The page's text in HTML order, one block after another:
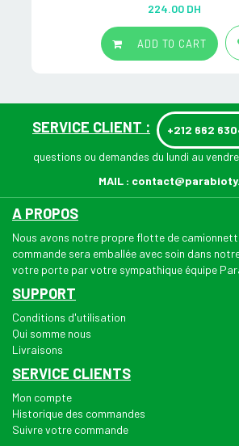
out of 5
224.00 DH
ADD TO CART
SERVICE CLIENT : +212 662
questions ou demandes du lundi au
MAIL :
A PROPOS
Nous avons notre propre flotte de
commande sera emballée avec soin dans
votre porte par votre sympathique équipe
SUPPORT
Conditions d'utilisation
Qui somme nous
Livraisons
SERVICE CLIENTS
Mon compte
Historique des commandes
Suivre votre commande